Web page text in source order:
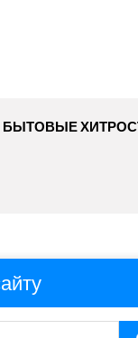
БЫТОВЫЕ